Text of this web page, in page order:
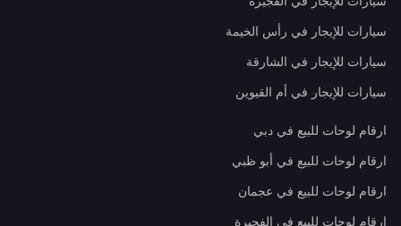
سيارات للإيجار في رأس الخيمة
سيارات للإيجار في الشارقة
سيارات للإيجار في أم القيوين
ارقام لوحات للبيع في دبي
ارقام لوحات للبيع في أبو ظبي
ارقام لوحات للبيع في عجمان
ارقام لوحات للبيع في الفجيرة